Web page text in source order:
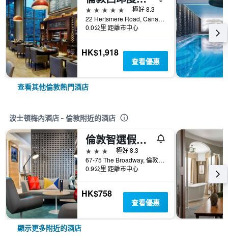
5星級
極好 8.3
22 Hertsmere Road, Canary Wharf, 倫敦, 英國
0.0公里 距離市中心
HK$1,918
查看優惠
查看其他倫敦熱門酒店
波士頓梅內酒店 - 倫敦附近的酒店
倫敦智選假日酒店-伊靈
3星級
極好 8.3
67-75 The Broadway, 倫敦, 英國
0.9公里 距離市中心
HK$758
查看優惠
顯示更多附近的酒店